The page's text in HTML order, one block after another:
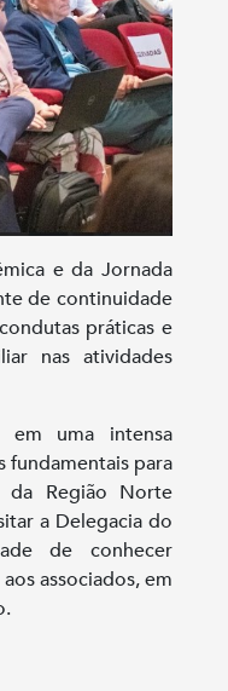
e da Jornada
de continuidade
práticas e
nas atividades
uma intensa
fundamentais para
da Região Norte
a Delegacia do
de conhecer
associados, em